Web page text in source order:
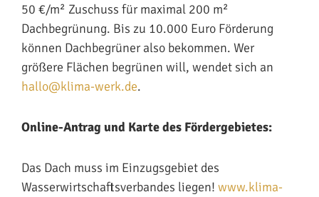
50 €/m² Zuschuss für maximal 200 m²
Dachbegrünung. Bis zu 10.000 Euro Förderung
können Dachbegrüner also bekommen. Wer
größere Flächen begrünen will, wendet sich an
hallo@klima-werk.de.
Online-Antrag und Karte des Fördergebietes:
Das Dach muss im Einzugsgebiet des
Wasserwirtschaftsverbandes liegen! www.klima-